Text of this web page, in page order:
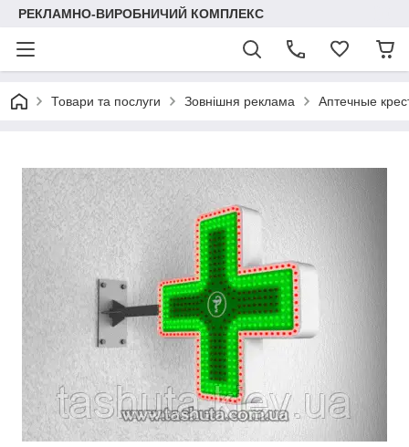
РЕКЛАМНО-ВИРОБНИЧИЙ КОМПЛЕКС
Товари та послуги Зовнішня реклама Аптечные